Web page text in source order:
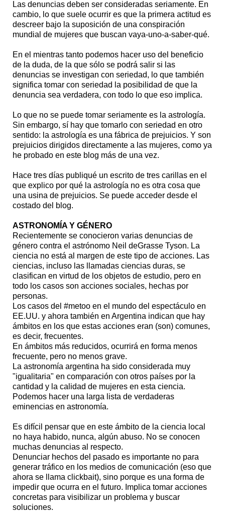
Las denuncias deben ser consideradas seriamente. En
cambio, lo que suele ocurrir es que la primera actitud es
descreer bajo la suposición de una conspiración
mundial de mujeres que buscan vaya-uno-a-saber-qué.
En el mientras tanto podemos hacer uso del beneficio
de la duda, de la que sólo se podrá salir si las
denuncias se investigan con seriedad, lo que también
significa tomar con seriedad la posibilidad de que la
denuncia sea verdadera, con todo lo que eso implica.
Lo que no se puede tomar seriamente es la astrología.
Sin embargo, sí hay que tomarlo con seriedad en otro
sentido: la astrología es una fábrica de prejuicios. Y son
prejuicios dirigidos directamente a las mujeres, como ya
he probado en este blog más de una vez.
Hace tres días publiqué un escrito de tres carillas en el
que explico por qué la astrología no es otra cosa que
una usina de prejuicios. Se puede acceder desde el
costado del blog.
ASTRONOMÍA Y GÉNERO
Recientemente se conocieron varias denuncias de
género contra el astrónomo Neil deGrasse Tyson. La
ciencia no está al margen de este tipo de acciones. Las
ciencias, incluso las llamadas ciencias duras, se
clasifican en virtud de los objetos de estudio, pero en
todo los casos son acciones sociales, hechas por
personas.
Los casos del #metoo en el mundo del espectáculo en
EE.UU. y ahora también en Argentina indican que hay
ámbitos en los que estas acciones eran (son) comunes,
es decir, frecuentes.
En ámbitos más reducidos, ocurrirá en forma menos
frecuente, pero no menos grave.
La astronomía argentina ha sido considerada muy
"igualitaria" en comparación con otros países por la
cantidad y la calidad de mujeres en esta ciencia.
Podemos hacer una larga lista de verdaderas
eminencias en astronomía.
Es difícil pensar que en este ámbito de la ciencia local
no haya habido, nunca, algún abuso. No se conocen
muchas denuncias al respecto.
Denunciar hechos del pasado es importante no para
generar tráfico en los medios de comunicación (eso que
ahora se llama clickbait), sino porque es una forma de
impedir que ocurra en el futuro. Implica tomar acciones
concretas para visibilizar un problema y buscar
soluciones.